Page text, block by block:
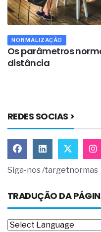
NORMALIZAÇÃO
Os parâmetros
distância
REDES SOCIAS >
Siga-nos /targetnormas
TRADUÇÃO DA